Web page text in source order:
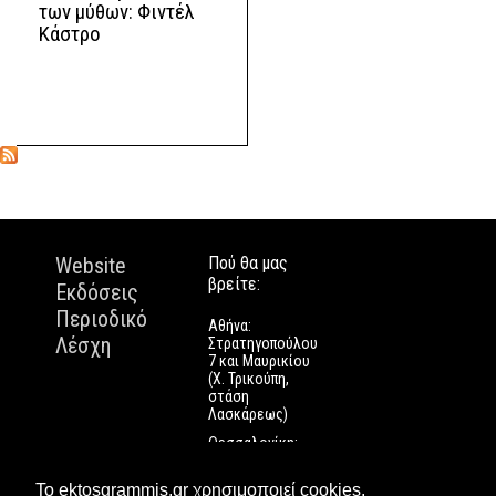
Το ektosgrammis.gr χρησιμοποιεί cookies.
των μύθων: Φιντέλ
Κάστρο
Website
Εκδόσεις
Περιοδικό
Λέσχη
Πού θα μας
βρείτε:
Αθήνα:
Στρατηγοπούλου
7 και Μαυρικίου
(Χ. Τρικούπη,
στάση
Λασκάρεως)
Θεσσαλονίκη:
Πάτρα: Τριών